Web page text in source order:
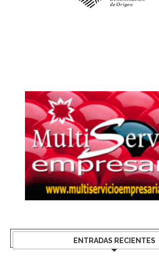
ENTRADAS RECIENTES